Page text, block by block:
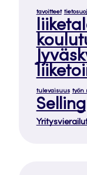
tavoitteet
tulevaisuus työn
Selling